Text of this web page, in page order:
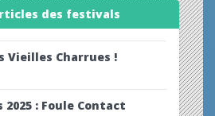
des festivals
Vieilles Charrues !
2025 : Foule Contact